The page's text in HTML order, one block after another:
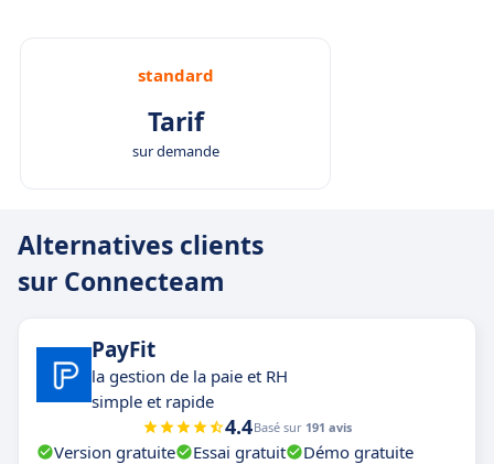
standard
Tarif
sur demande
Alternatives clients
sur Connecteam
PayFit
la gestion de la paie et RH
simple et rapide
4.4Basé sur 191 avis
Version gratuite Essai gratuit
Démo gratuite